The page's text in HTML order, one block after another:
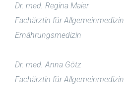
Dr. med. Regina Maier
Fachärztin für Allgemeinmedizin
Ernährungsmedizin
Dr. med. Anna Götz
Fachärztin für Allgemeinmedizin